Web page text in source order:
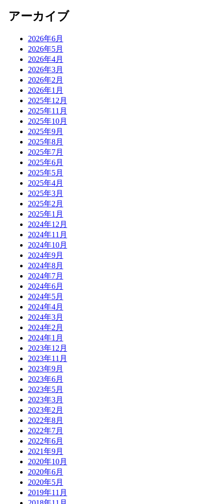
アーカイブ
2026年6月
2026年5月
2026年4月
2026年3月
2026年2月
2026年1月
2025年12月
2025年11月
2025年10月
2025年9月
2025年8月
2025年7月
2025年6月
2025年5月
2025年4月
2025年3月
2025年2月
2025年1月
2024年12月
2024年11月
2024年10月
2024年9月
2024年8月
2024年7月
2024年6月
2024年5月
2024年4月
2024年3月
2024年2月
2024年1月
2023年12月
2023年11月
2023年9月
2023年6月
2023年5月
2023年3月
2023年2月
2022年8月
2022年7月
2022年6月
2021年9月
2020年10月
2020年6月
2020年5月
2019年11月